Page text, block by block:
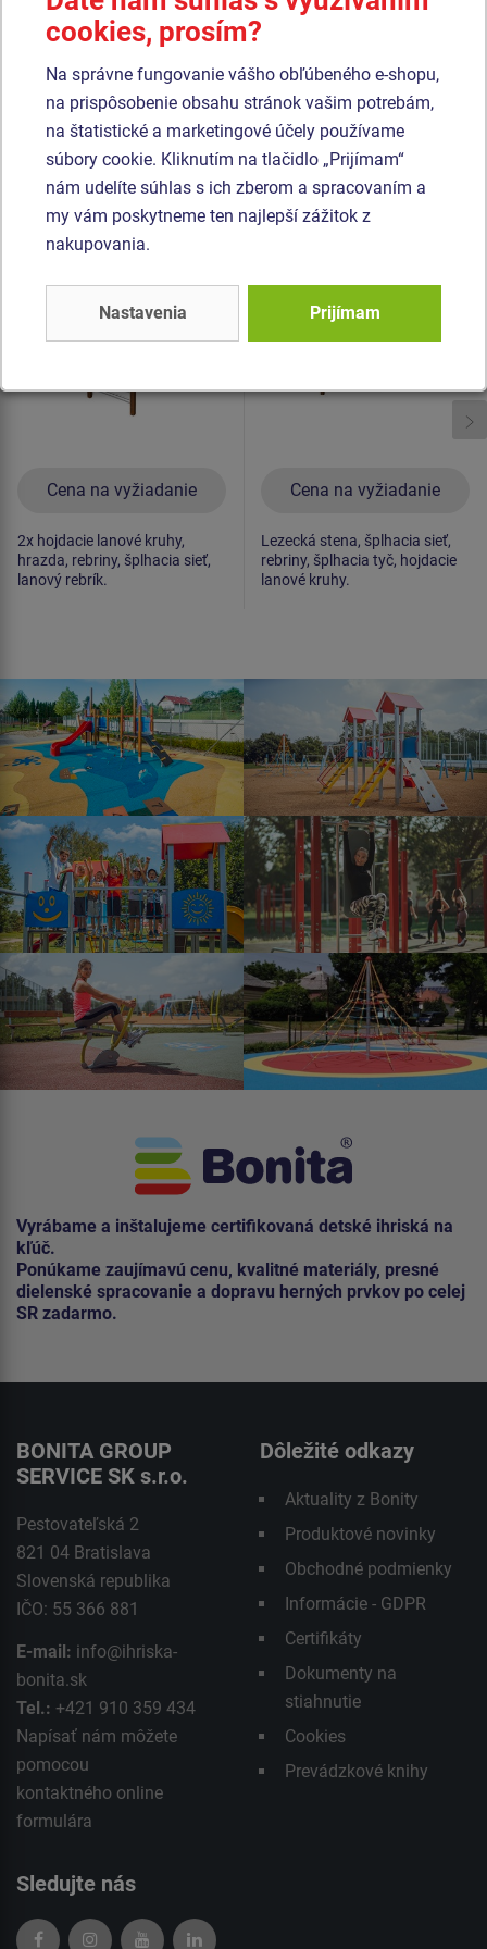
polypropylénu s vnútorným oceľovým jadrom) a sú
spojené plastovými spojmi. Všetok spojovací materiál je
pozinkovaný nebo nerezový.
Podobnýtovar
Šplhacia zostava -
celokovová
Cena na vyžiadanie
2x hojdacie lanové kruhy,
hrazda, rebriny, šplhacia sieť,
lanový rebrík.
Produkt - SSE-8501K-20
Šplhacia zostava -
Cena na vyžiadanie
Lezecká stena, šplhacia sieť,
rebriny, šplhacia tyč, hojdacie
lanové kruhy.
Vyrábame a inštalujeme certifikovaná detské ihriská na
kľúč.
Ponúkame zaujímavú cenu, kvalitné materiály, presné
dielenské spracovanie a dopravu herných prvkov po celej
SR zadarmo.
BONITA GROUP
SERVICE SK s.r.o.
Pestovateľská 2
821 04 Bratislava
Slovenská republika
IČO: 55 366 881
E-mail: info@ihriska-
bonita.sk
Tel.: +421 910 359 434
Napísať nám môžete
pomocou
kontaktného online
formulára
Dôležité odkazy
Aktuality z Bonity
Produktové novinky
Obchodné podmienky
Informácie - GDPR
Certifikáty
Dokumenty na
stiahnutie
Cookies
Prevádzkové knihy
Sledujte nás
cookies, prosím?
Na správne fungovanie vášho obľúbeného e-shopu,
na prispôsobenie obsahu stránok vašim potrebám,
na štatistické a marketingové účely používame
súbory cookie. Kliknutím na tlačidlo „Prijímam“
nám udelíte súhlas s ich zberom a spracovaním a
my vám poskytneme ten najlepší zážitok z
nakupovania.
Nastavenia Prijímam